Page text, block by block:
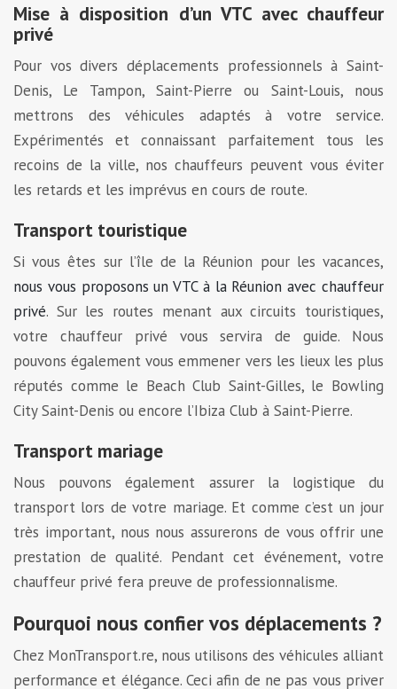
Mise à disposition d’un VTC avec chauffeur
privé
Pour vos divers déplacements professionnels à Saint-
Denis, Le Tampon, Saint-Pierre ou Saint-Louis, nous
mettrons des véhicules adaptés à votre service.
Expérimentés et connaissant parfaitement tous les
recoins de la ville, nos chauffeurs peuvent vous éviter
les retards et les imprévus en cours de route.
Transport touristique
Si vous êtes sur l’île de la Réunion pour les vacances,
nous vous proposons un VTC à la Réunion avec chauffeur
privé. Sur les routes menant aux circuits touristiques,
votre chauffeur privé vous servira de guide. Nous
pouvons également vous emmener vers les lieux les plus
réputés comme le Beach Club Saint-Gilles, le Bowling
City Saint-Denis ou encore l’Ibiza Club à Saint-Pierre.
Transport mariage
Nous pouvons également assurer la logistique du
transport lors de votre mariage. Et comme c’est un jour
très important, nous nous assurerons de vous offrir une
prestation de qualité. Pendant cet événement, votre
chauffeur privé fera preuve de professionnalisme.
Pourquoi nous confier vos déplacements ?
Chez MonTransport.re, nous utilisons des véhicules alliant
performance et élégance. Ceci afin de ne pas vous priver